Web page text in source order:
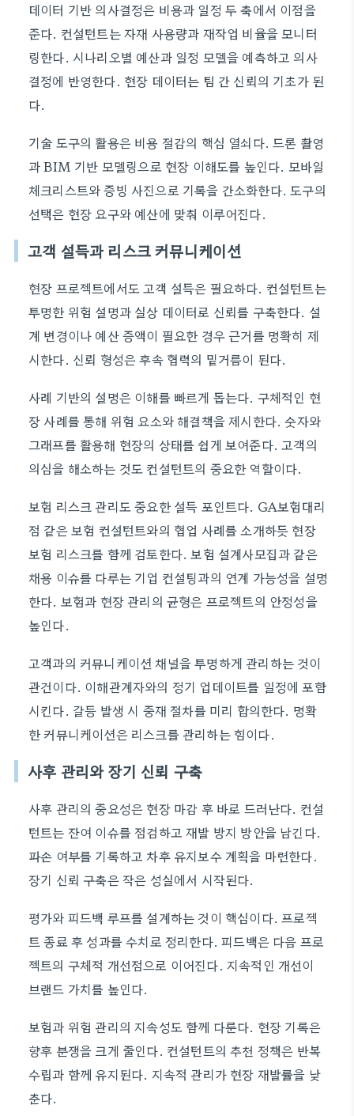
데이터 기반 의사결정은 비용과 일정 두 축에서 이점을
준다. 컨설턴트는 자재 사용량과 재작업 비율을 모니터
링한다. 시나리오별 예산과 일정 모델을 예측하고 의사
결정에 반영한다. 현장 데이터는 팀 간 신뢰의 기초가 된
다.
기술 도구의 활용은 비용 절감의 핵심 열쇠다. 드론 촬영
과 BIM 기반 모델링으로 현장 이해도를 높인다. 모바일
체크리스트와 증빙 사진으로 기록을 간소화한다. 도구의
선택은 현장 요구와 예산에 맞춰 이루어진다.
고객 설득과 리스크 커뮤니케이션
현장 프로젝트에서도 고객 설득은 필요하다. 컨설턴트는
투명한 위험 설명과 실상 데이터로 신뢰를 구축한다. 설
계 변경이나 예산 증액이 필요한 경우 근거를 명확히 제
시한다. 신뢰 형성은 후속 협력의 밑거름이 된다.
사례 기반의 설명은 이해를 빠르게 돕는다. 구체적인 현
장 사례를 통해 위험 요소와 해결책을 제시한다. 숫자와
그래프를 활용해 현장의 상태를 쉽게 보여준다. 고객의
의심을 해소하는 것도 컨설턴트의 중요한 역할이다.
보험 리스크 관리도 중요한 설득 포인트다. GA보험대리
점 같은 보험 컨설턴트와의 협업 사례를 소개하듯 현장
보험 리스크를 함께 검토한다. 보험 설계사모집과 같은
채용 이슈를 다루는 기업 컨설팅과의 연계 가능성을 설명
한다. 보험과 현장 관리의 균형은 프로젝트의 안정성을
높인다.
고객과의 커뮤니케이션 채널을 투명하게 관리하는 것이
관건이다. 이해관계자와의 정기 업데이트를 일정에 포함
시킨다. 갈등 발생 시 중재 절차를 미리 합의한다. 명확
한 커뮤니케이션은 리스크를 관리하는 힘이다.
사후 관리와 장기 신뢰 구축
사후 관리의 중요성은 현장 마감 후 바로 드러난다. 컨설
턴트는 잔여 이슈를 점검하고 재발 방지 방안을 남긴다.
파손 여부를 기록하고 차후 유지보수 계획을 마련한다.
장기 신뢰 구축은 작은 성실에서 시작된다.
평가와 피드백 루프를 설계하는 것이 핵심이다. 프로젝
트 종료 후 성과를 수치로 정리한다. 피드백은 다음 프로
젝트의 구체적 개선점으로 이어진다. 지속적인 개선이
브랜드 가치를 높인다.
보험과 위험 관리의 지속성도 함께 다룬다. 현장 기록은
향후 분쟁을 크게 줄인다. 컨설턴트의 추천 정책은 반복
수립과 함께 유지된다. 지속적 관리가 현장 재발률을 낮
춘다.